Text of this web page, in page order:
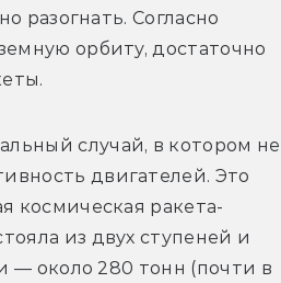
разогнать. Согласно
орбиту, достаточно
случай, в котором не
двигателей. Это
космическая ракета-
из двух ступеней и
— около 280 тонн (почти в